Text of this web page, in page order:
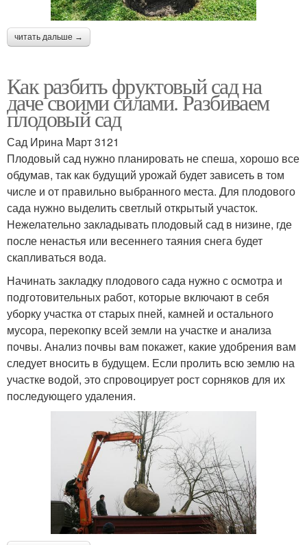
читать дальше →
Как разбить фруктовый сад на
даче своими силами. Разбиваем
плодовый сад
Сад Ирина Март 3121
Плодовый сад нужно планировать не спеша, хорошо все
обдумав, так как будущий урожай будет зависеть в том
числе и от правильно выбранного места. Для плодового
сада нужно выделить светлый открытый участок.
Нежелательно закладывать плодовый сад в низине, где
после ненастья или весеннего таяния снега будет
скапливаться вода.
Начинать закладку плодового сада нужно с осмотра и
подготовительных работ, которые включают в себя
уборку участка от старых пней, камней и остального
мусора, перекопку всей земли на участке и анализа
почвы. Анализ почвы вам покажет, какие удобрения вам
следует вносить в будущем. Если пролить всю землю на
участке водой, это спровоцирует рост сорняков для их
последующего удаления.